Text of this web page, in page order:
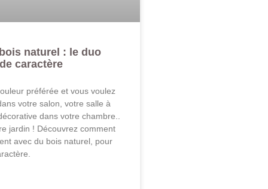
naturel : le duo
caractère
préférée et vous voulez
votre salon, votre salle à
dans votre chambre..
jardin ! Découvrez comment
avec du bois naturel, pour